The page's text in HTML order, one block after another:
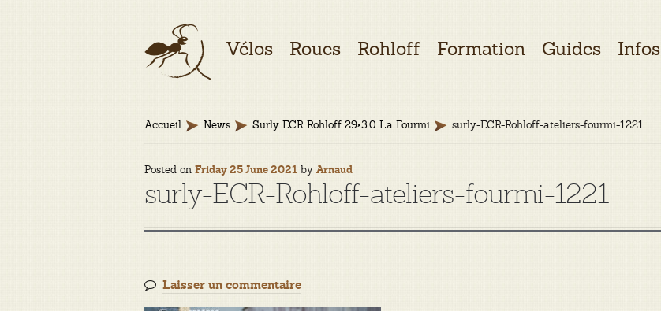
Aller
Aller
au
Vélos Roues Rohloff Formation Guides Infos
Accueil News Surly ECR Rohloff 29×3.0 La Fourmi surly-ECR-Rohloff-ateliers-fourmi-1221
Posted onFriday 25 June 2021 byArnaud
surly-ECR-Rohloff-ateliers-fourmi-1221
Laisser un commentaire